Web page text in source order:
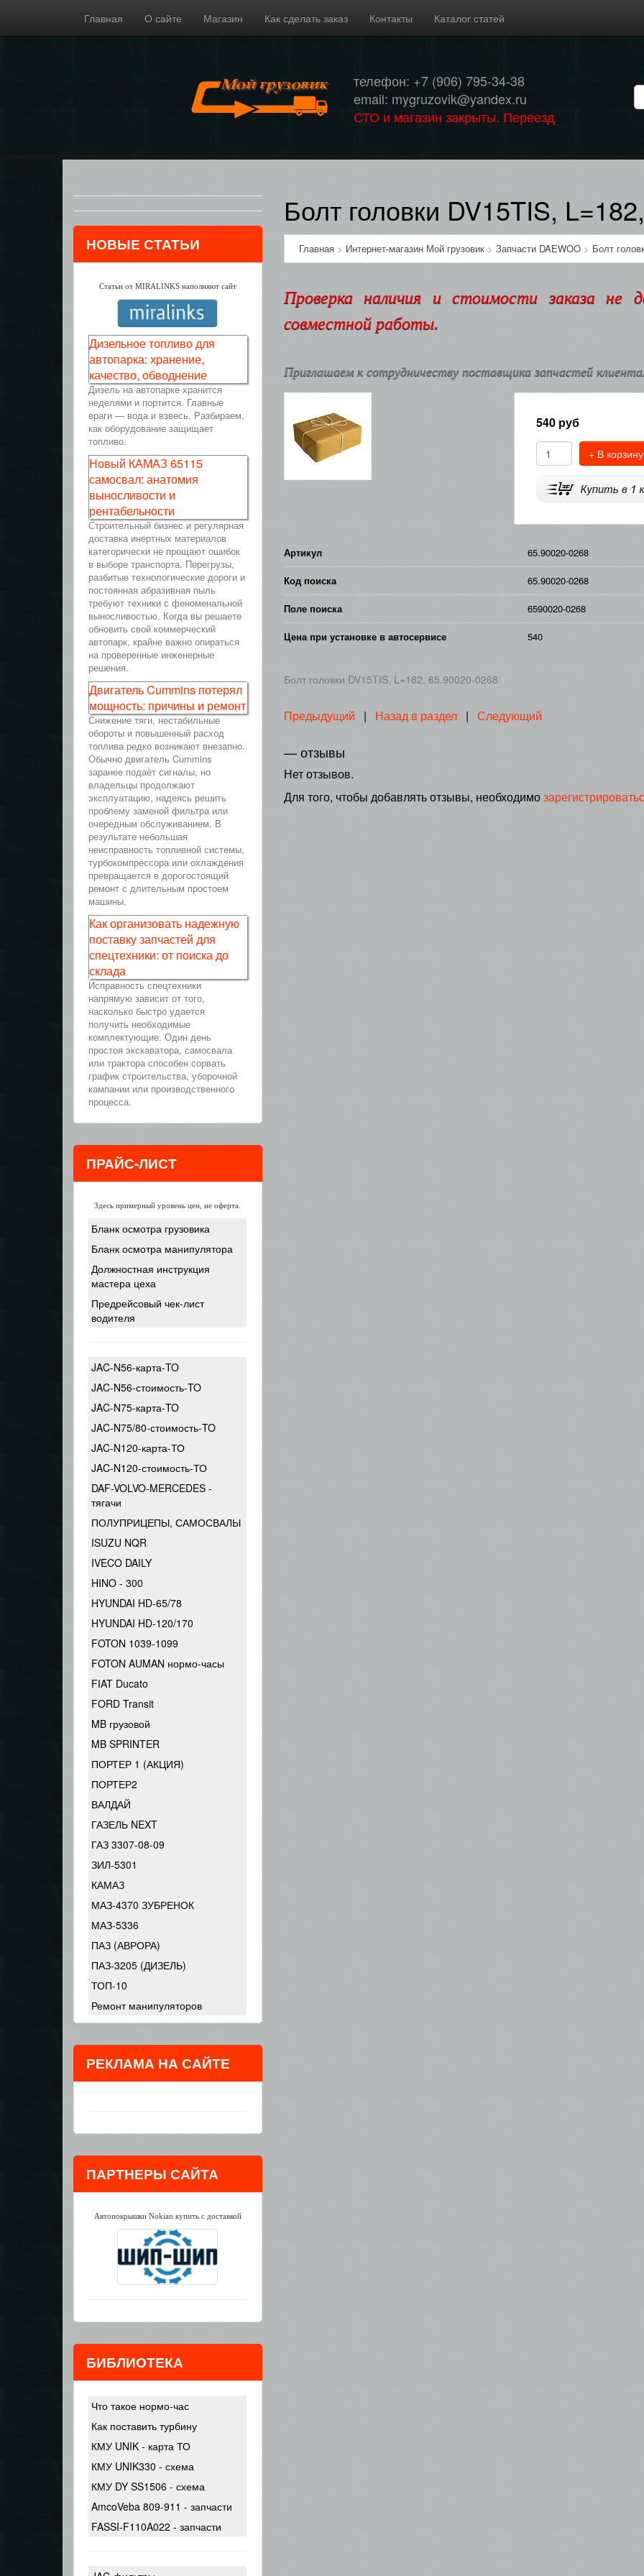
Главная О сайте Магазин Как сделать заказ Контакты Каталог статей
телефон: +7 (906) 795-34-38
email: mygruzovik@yandex.ru
СТО и магазин закрыты. Переезд
Болт головки DV15TIS,
Главная> Интернет-магазин Мой грузовик> Запчасти DAEWOO> Болт
Проверка наличия и стоимости заказа не
совместной работы.
Приглашаем к сотрудничеству поставщика запчастей
540руб
+ В корзину
Артикул 65.90020-0268
Код поиска 65.90020-0268
Поле поиска 6590020-0268
Цена при установке в автосервисе 540
Болт головки DV15TIS, L=182, 65.90020-0268
Предыдущий | Назад в раздел| Следующий
— отзывы
Нет отзывов.
Для того, чтобы добавлять отзывы, необходимо
НОВЫЕ СТАТЬИ
Статьи от MIRALINKS наполняют сайт
Дизельное топливо для
автопарка: хранение,
качество, обводнение
Дизель на автопарке хранится
неделями и портится. Главные
враги — вода и взвесь. Разбираем,
как оборудование защищает
топливо.
Новый КАМАЗ 65115
самосвал: анатомия
выносливости и
рентабельности
Строительный бизнес и регулярная
доставка инертных материалов
категорически не прощают ошибок
в выборе транспорта. Перегрузы,
разбитые технологические дороги и
постоянная абразивная пыль
требуют техники с феноменальной
выносливостью. Когда вы решаете
обновить свой коммерческий
автопарк, крайне важно опираться
на проверенные инженерные
решения.
Двигатель Cummins потерял
мощность: причины и ремонт
Снижение тяги, нестабильные
обороты и повышенный расход
топлива редко возникают внезапно.
Обычно двигатель Cummins
заранее подаёт сигналы, но
владельцы продолжают
эксплуатацию, надеясь решить
проблему заменой фильтра или
очередным обслуживанием. В
результате небольшая
неисправность топливной системы,
турбокомпрессора или охлаждения
превращается в дорогостоящий
ремонт с длительным простоем
машины.
Как организовать надежную
поставку запчастей для
спецтехники: от поиска до
склада
Исправность спецтехники
напрямую зависит от того,
насколько быстро удается
получить необходимые
комплектующие. Один день
простоя экскаватора, самосвала
или трактора способен сорвать
график строительства, уборочной
кампании или производственного
процесса.
ПРАЙС-ЛИСТ
Здесь примерный уровень цен, не оферта.
Бланк осмотра грузовика
Бланк осмотра манипулятора
Должностная инструкция
мастера цеха
Предрейсовый чек-лист
водителя
JAC-N56-карта-TO
JAC-N56-стоимость-TO
JAC-N75-карта-TO
JAC-N75/80-стоимость-TO
JAC-N120-карта-ТО
JAC-N120-стоимость-ТО
DAF-VOLVO-MERCEDES -
тягачи
ПОЛУПРИЦЕПЫ, САМОСВАЛЫ
ISUZU NQR
IVECO DAILY
HINO - 300
HYUNDAI HD-65/78
HYUNDAI HD-120/170
FOTON 1039-1099
FOTON AUMAN нормо-часы
FIAT Ducato
FORD Transit
MB грузовой
MB SPRINTER
ПОРТЕР 1 (АКЦИЯ)
ПОРТЕР2
ВАЛДАЙ
ГАЗЕЛЬ NEXT
ГАЗ 3307-08-09
ЗИЛ-5301
КАМАЗ
МАЗ-4370 ЗУБРЕНОК
МАЗ-5336
ПАЗ (АВРОРА)
ПАЗ-3205 (ДИЗЕЛЬ)
ТОП-10
Ремонт манипуляторов
РЕКЛАМА НА САЙТЕ
ПАРТНЕРЫ САЙТА
Автопокрышки Nokian купить с доставкой
БИБЛИОТЕКА
Что такое нормо-час
Как поставить турбину
КМУ UNIK - карта ТО
КМУ UNIK330 - схема
КМУ DY SS1506 - схема
AmcoVeba 809-911 - запчасти
FASSI-F110A022 - запчасти